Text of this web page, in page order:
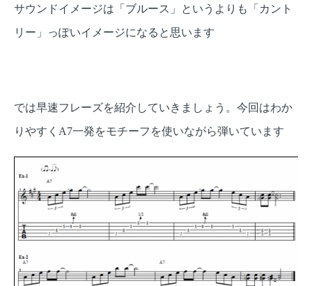
サウンドイメージは「ブルース」というよりも「カント
リー」っぽいイメージになると思います
では早速フレーズを紹介していきましょう。 今回はわか
りやすく A7一発をモチーフを使いながら弾いています